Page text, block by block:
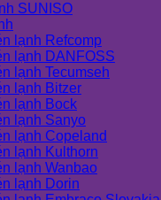
SUNISO
lạnh Refcomp
lạnh DANFOSS
lạnh Tecumseh
lạnh Bitzer
lạnh Bock
lạnh Sanyo
lạnh Copeland
lạnh Kulthorn
lạnh Wanbao
lạnh Dorin